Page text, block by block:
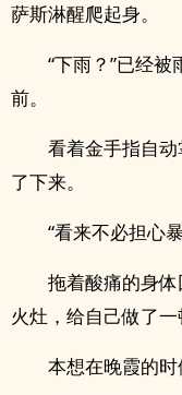
萨斯淋醒爬起身。
“下雨？”已经
前。
看着金手指自
了下来。
“看来不必担心
拖着酸痛的身
火灶，给自己做了一
本想在晚霞的时